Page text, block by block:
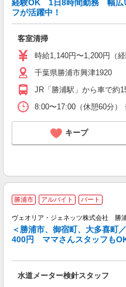
経験OK 1日8時間勤務 幅広
フが活躍中！
客室清掃
時給1,140円〜1,200円（経
千葉県勝浦市興津1920
JR「勝浦駅」から車で約
8:00〜17:00（休憩60分
キープ
勝浦市 アルバイト パート
ヴェオリア・ジェネッツ株式会社 勝
＜勝浦市、御宿町、大多喜町
400円 ママさんスタッフも
水道メーター検針スタッフ